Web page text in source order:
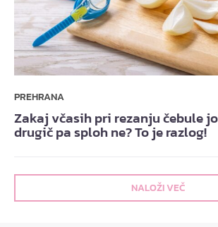
PREHRANA
Zakaj včasih pri rezanju čebule
drugič pa sploh ne? To je razlog!
NALOŽI VEČ